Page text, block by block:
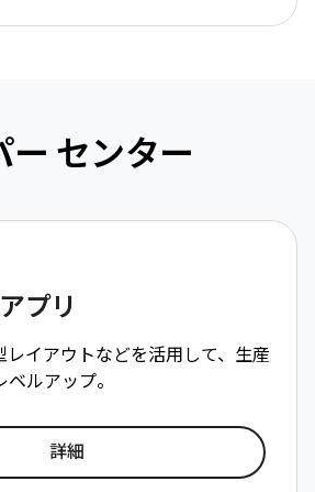
ー センター
プリ
レイアウトなどを活用して、生産
ルアップ。
詳細